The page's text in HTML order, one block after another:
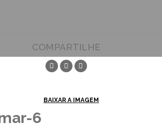
COMPARTILHE
6
BAIXAR A IMAGEM